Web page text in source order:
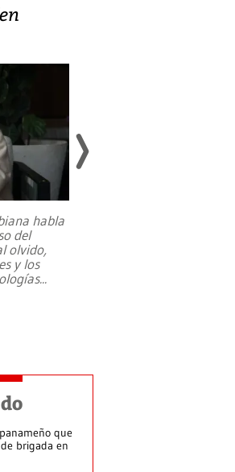
habla
del
olvido,
y los
...
que
brigada en